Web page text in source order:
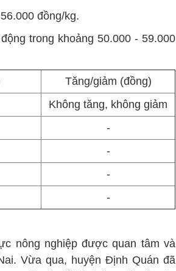
đồng/kg.
trong khoảng 50.000 - 59.000
Tăng/giảm (đồng)
Không tăng, không giảm
-
-
-
-
nông nghiệp được quan tâm và
Vừa qua, huyện Định Quán đã